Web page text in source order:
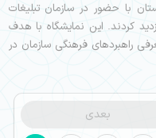
با حضور در سازمان تبلیغات
کردند. این نمایشگاه با هدف
راهبردهای فرهنگی سازمان در
بعدی